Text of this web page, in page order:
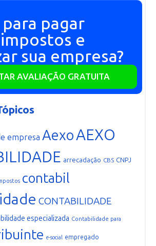
pagar
e
sua empresa?
AVALIAÇÃO GRATUITA
empresa AexoAEXO
arrecadação CBS CNPJ
contabil
CONTABILIDADE
especializada Contabilidade para
e-social empregado